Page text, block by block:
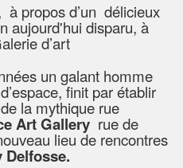
à propos d’un délicieux
aujourd'hui disparu, à
d’art
un galant homme
finit par établir
la mythique rue
Art Gallery rue de
lieu de rencontres
Delfosse.